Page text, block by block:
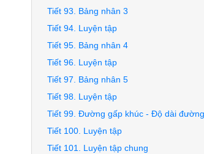
Tiết 93. Bảng nhân 3
Tiết 94. Luyện tập
Tiết 95. Bảng nhân 4
Tiết 96. Luyện tập
Tiết 97. Bảng nhân 5
Tiết 98. Luyện tập
Tiết 99. Đường gấp khúc - Độ dài
Tiết 100. Luyện tập
Tiết 101. Luyện tập chung